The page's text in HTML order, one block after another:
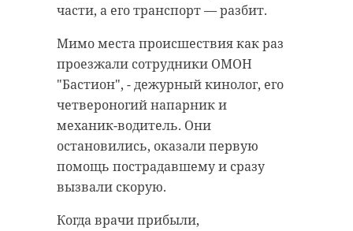
части, а его транспорт — разбит.
Мимо места происшествия как раз
проезжали сотрудники ОМОН
"Бастион", - дежурный кинолог, его
четвероногий напарник и
механик-водитель. Они
остановились, оказали первую
помощь пострадавшему и сразу
вызвали скорую.
Когда врачи прибыли,